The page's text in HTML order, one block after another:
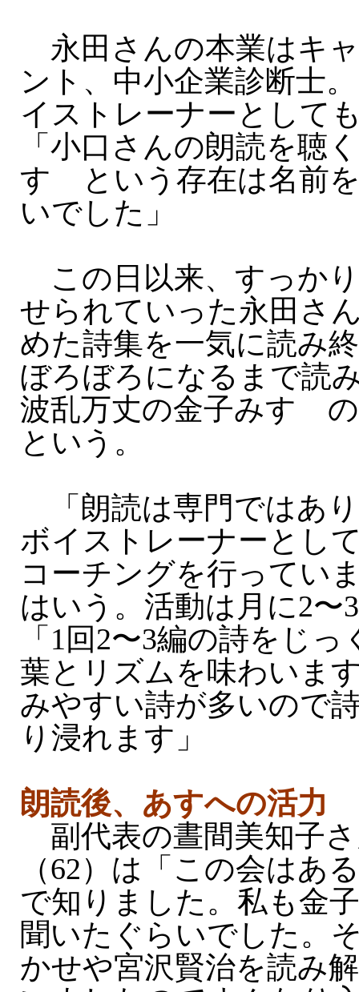
永田さんの本業はキ
ント、中小企業診断士
イストレーナーとして
「小口さんの朗読を聴
すゞという存在は名前
いでした」
この日以来、すっか
せられていった永田さ
めた詩集を一気に読み
ぼろぼろになるまで読
波乱万丈の金子みすゞ
という。
「朗読は専門ではあ
ボイストレーナーとし
コーチングを行ってい
はいう。活動は月に2〜
「1回2〜3編の詩をじ
葉とリズムを味わいま
みやすい詩が多いので
り浸れます」
朗読後、あすへの活力
副代表の晝間美知子
（62）は「この会はあ
で知りました。私も金
聞いたぐらいでした。
かせや宮沢賢治を読み